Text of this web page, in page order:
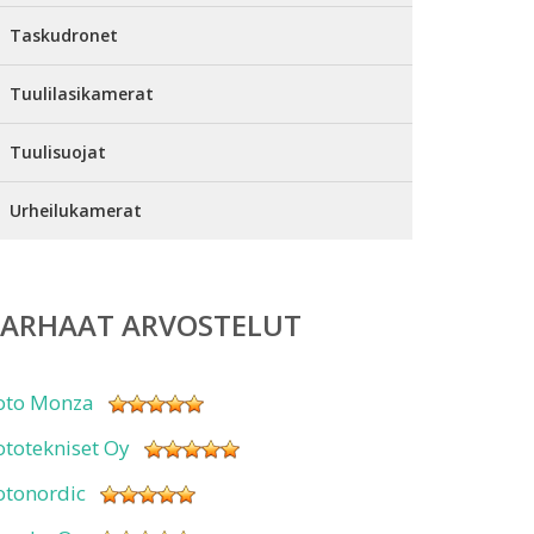
Taskudronet
Tuulilasikamerat
Tuulisuojat
Urheilukamerat
ARVOSTELUT
Monza
Oy